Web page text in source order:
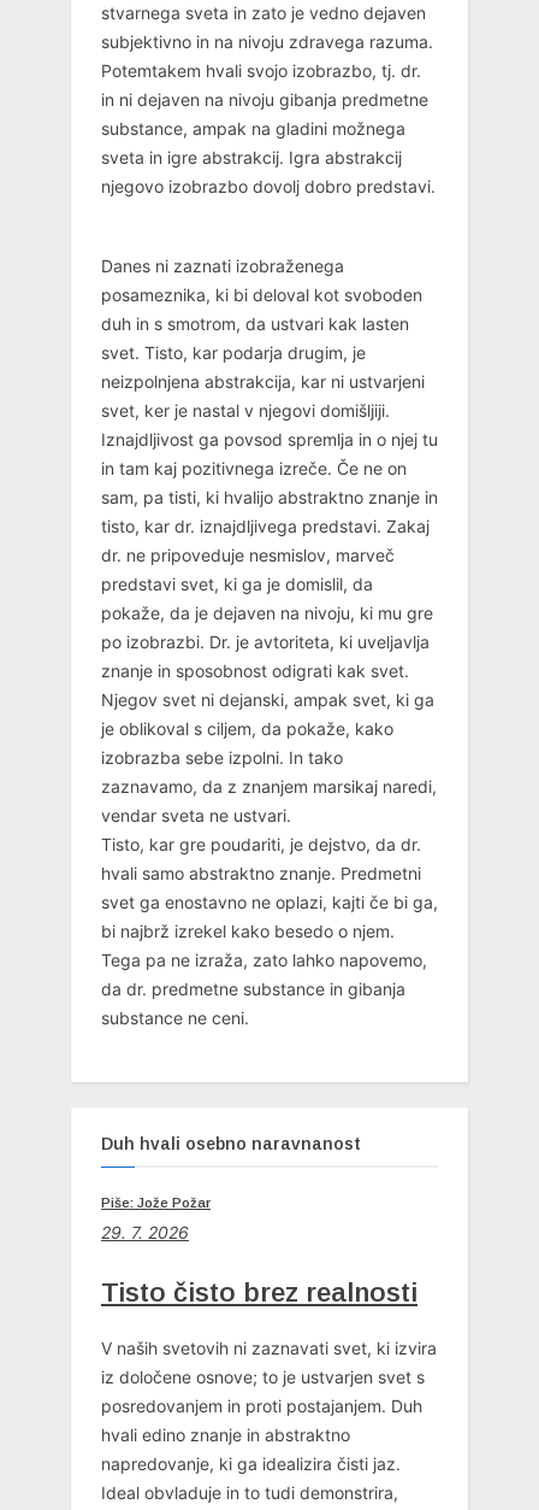
stvarnega sveta in zato je vedno dejaven
subjektivno in na nivoju zdravega razuma.
Potemtakem hvali svojo izobrazbo, tj. dr.
in ni dejaven na nivoju gibanja predmetne
substance, ampak na gladini možnega
sveta in igre abstrakcij. Igra abstrakcij
njegovo izobrazbo dovolj dobro predstavi.
Danes ni zaznati izobraženega
posameznika, ki bi deloval kot svoboden
duh in s smotrom, da ustvari kak lasten
svet. Tisto, kar podarja drugim, je
neizpolnjena abstrakcija, kar ni ustvarjeni
svet, ker je nastal v njegovi domišljiji.
Iznajdljivost ga povsod spremlja in o njej tu
in tam kaj pozitivnega izreče. Če ne on
sam, pa tisti, ki hvalijo abstraktno znanje in
tisto, kar dr. iznajdljivega predstavi. Zakaj
dr. ne pripoveduje nesmislov, marveč
predstavi svet, ki ga je domislil, da
pokaže, da je dejaven na nivoju, ki mu gre
po izobrazbi. Dr. je avtoriteta, ki uveljavlja
znanje in sposobnost odigrati kak svet.
Njegov svet ni dejanski, ampak svet, ki ga
je oblikoval s ciljem, da pokaže, kako
izobrazba sebe izpolni. In tako
zaznavamo, da z znanjem marsikaj naredi,
vendar sveta ne ustvari.
Tisto, kar gre poudariti, je dejstvo, da dr.
hvali samo abstraktno znanje. Predmetni
svet ga enostavno ne oplazi, kajti če bi ga,
bi najbrž izrekel kako besedo o njem.
Tega pa ne izraža, zato lahko napovemo,
da dr. predmetne substance in gibanja
substance ne ceni.
Duh hvali osebno naravnanost
Piše: Jože Požar
29. 7. 2026
Tisto čisto brez realnosti
V naših svetovih ni zaznavati svet, ki izvira
iz določene osnove; to je ustvarjen svet s
posredovanjem in proti postajanjem. Duh
hvali edino znanje in abstraktno
napredovanje, ki ga idealizira čisti jaz.
Ideal obvladuje in to tudi demonstrira,